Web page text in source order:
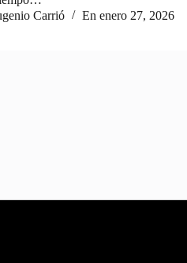
Carrió En enero 27, 2026